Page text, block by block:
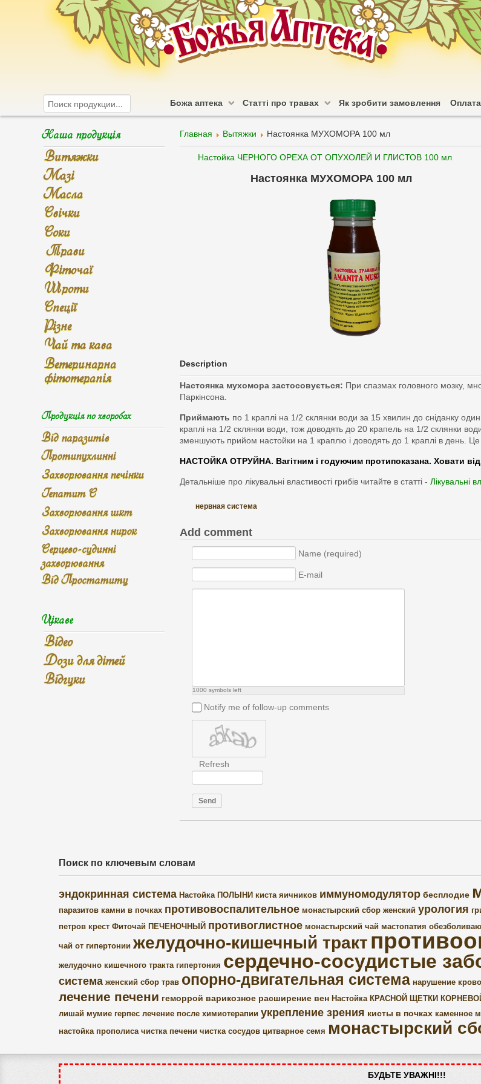
Божа аптека Статті про травах Як зробити замовлення
Главная Вытяжки Настоянка МУХОМОРА 100 мл
Настойка ЧЕРНОГО ОРЕХА ОТ ОПУХОЛЕЙ И ГЛИСТОВ 100 мл
Настоянка МУХОМОРА 100 мл
Description
Настоянка мухомора застосовується: При спазмах головного мозку,
Паркінсона.
Приймають по 1 краплі на 1/2 склянки води за 15 хвилин до сніданку
краплі на 1/2 склянки води, тож доводять до 20 крапель на 1/2 склянки
зменшують прийом настойки на 1 краплю і доводять до 1 краплі в день.
НАСТОЙКА ОТРУЙНА. Вагітним і годуючим протипоказана. Ховати від
Детальніше про лікувальні властивості грибів читайте в статті - Лікувальні
нервная система
Add comment
Name (required)
E-mail
1000 symbols left
Notify me of follow-up comments
Refresh
Send
Наша продукція
Витяжки
Мазі
Масла
Свічки
Соки
Трави
Фіточаї
Шроти
Спеції
Різне
Чай та кава
Ветеринарна
фітотерапія
Продукція по хворобах
Від паразитів
Протипухлинні
Захворювання печінки
Гепатит С
Захворювання шкт
Захворювання нирок
Серцево-судинні
захворювання
Від Простатиту
Цікаве
Відео
Дози для дітей
Відгуки
Поиск по ключевым словам
эндокринная система Настойка ПОЛЫНИ киста яичников иммуномодулятор бесплодие
паразитов камни в почках противовоспалительное монастырский сбор женский урология
петров крест Фиточай ПЕЧЕНОЧНЫЙ противоглистное монастырский чай мастопатия
чай от гипертонии желудочно-кишечный тракт
желудочно кишечного тракта гипертония сердечно-сосудистые
система женский сбор трав опорно-двигательная система нарушение
лечение печени геморрой варикозное расширение вен Настойка КРАСНОЙ ЩЕТКИ
лишай мумие герпес лечение после химиотерапии укрепление зрения кисты в почках каменное
настойка прополиса чистка печени чистка сосудов цитварное семя монастырский
БУДЬТЕ УВАЖНІ!!!